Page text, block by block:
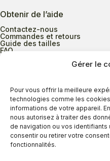
Gérer le
Pour vous offrir la meilleure
technologies comme les
informations de votre appareil.
nous autorisez à traiter des
de navigation ou vos identifiants
consentir ou retirer votre
fonctionnalités.
Obtenir de l’aide
Contactez-nous
Commandes et retours
Guide des tailles
FAQ
Heures d’ouverture
Lundi au mercredi
Jeudi
Vendredi